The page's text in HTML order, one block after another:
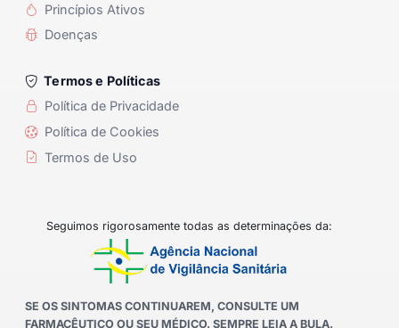
Princípios Ativos
Doenças
Termos e Políticas
Política de Privacidade
Política de Cookies
Termos de Uso
Seguimos rigorosamente todas as determinações da:
SE OS SINTOMAS CONTINUAREM, CONSULTE UM
FARMACÊUTICO OU SEU MÉDICO. SEMPRE LEIA A BULA.